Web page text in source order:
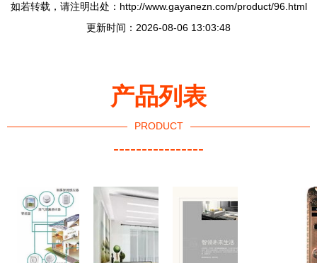
如若转载，请注明出处：http://www.gayanezn.com/product/96.html
更新时间：2026-08-06 13:03:48
产品列表
PRODUCT
----------------